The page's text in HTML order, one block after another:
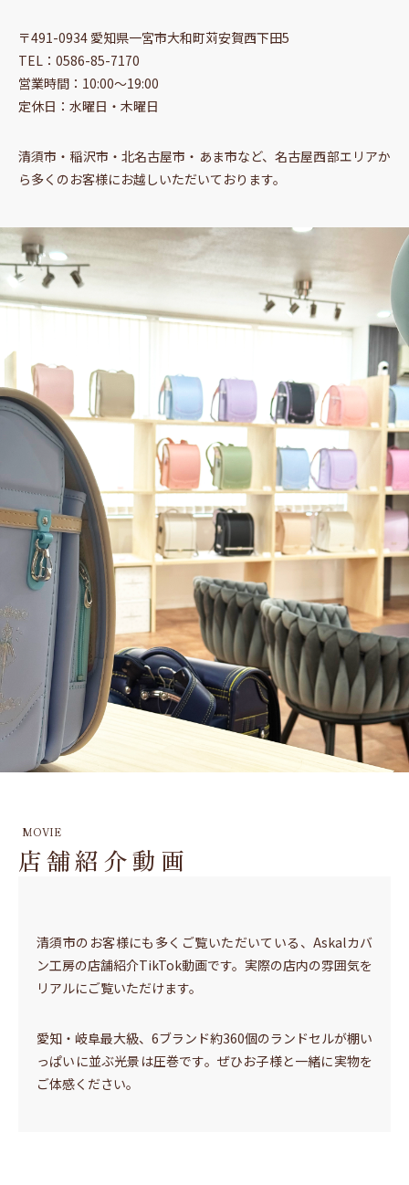
〒491-0934 愛知県一宮市大和町苅安賀西下田5
TEL：0586-85-7170
営業時間：10:00〜19:00
定休日：水曜日・木曜日
清須市・稲沢市・北名古屋市・あま市など、名古屋西部エリアか
ら多くのお客様にお越しいただいております。
MOVIE
店舗紹介動画
清須市のお客様にも多くご覧いただいている、Askalカバ
ン工房の店舗紹介TikTok動画です。実際の店内の雰囲気を
リアルにご覧いただけます。
愛知・岐阜最大級、6ブランド約360個のランドセルが棚い
っぱいに並ぶ光景は圧巻です。ぜひお子様と一緒に実物を
ご体感ください。